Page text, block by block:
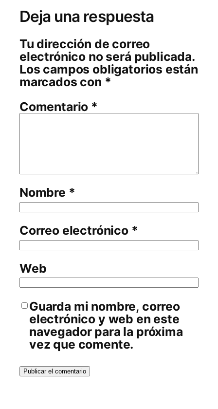
Deja una respuesta
Tu dirección de correo
electrónico no será publicada.
Los campos obligatorios están
marcados con *
Comentario *
Nombre *
Correo electrónico *
Web
Guarda mi nombre, correo
electrónico y web en este
navegador para la próxima
vez que comente.